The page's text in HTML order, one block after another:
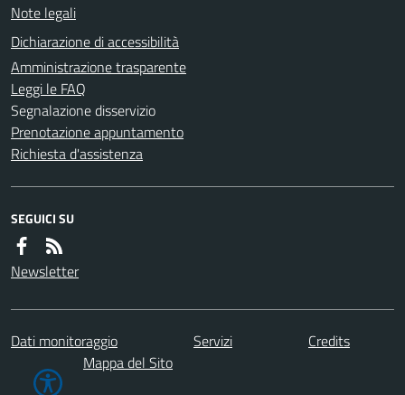
Note legali
Dichiarazione di accessibilità
Amministrazione trasparente
Leggi le FAQ
Segnalazione disservizio
Prenotazione appuntamento
Richiesta d'assistenza
SEGUICI SU
Newsletter
Dati monitoraggio Servizi
Credits
Mappa del Sito